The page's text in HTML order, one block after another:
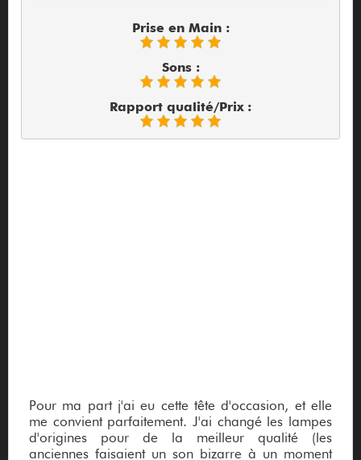
Prise en Main :
Sons :
Rapport qualité/Prix :
Pour ma part j'ai eu cette tête d'occasion, et elle
me convient parfaitement. J'ai changé les lampes
d'origines pour de la meilleur qualité (les
anciennes faisaient un son bizarre à un moment